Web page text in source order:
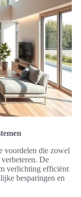
voordelen die zowel
De
verlichting efficiënt
besparingen en